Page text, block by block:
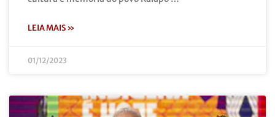
LEIA MAIS »
01/12/2023